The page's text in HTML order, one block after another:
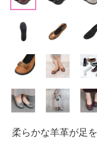
柔らかな羊革が足